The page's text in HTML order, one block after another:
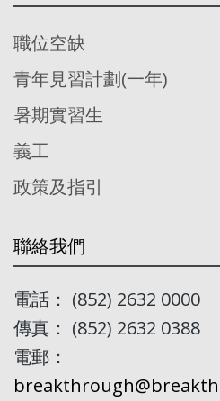
職位空缺
青年見習計劃(一年)
暑期實習生
義工
政策及指引
聯絡我們
電話： (852) 2632 0000
傳真： (852) 2632 0388
電郵：